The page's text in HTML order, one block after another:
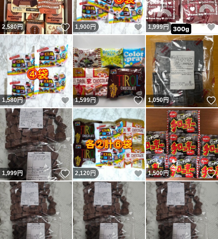
2,580円 いいね！
1,900円 いいね！
1,999円
1,580円 いいね！
1,599円 いいね！
1,050円
1,999円 いいね！
2,120 円 いいね！
1,500円